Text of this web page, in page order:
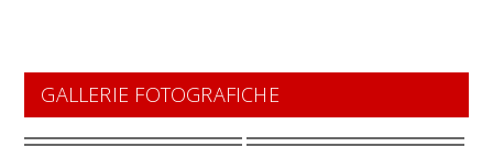
GALLERIE FOTOGRAFICHE